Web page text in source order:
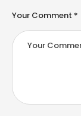
Your Comment *